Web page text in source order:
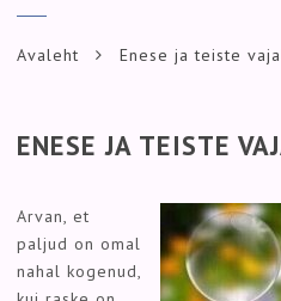
Avaleht Enese ja teiste
ENESE JA TEISTE
Arvan, et
paljud on omal
nahal kogenud,